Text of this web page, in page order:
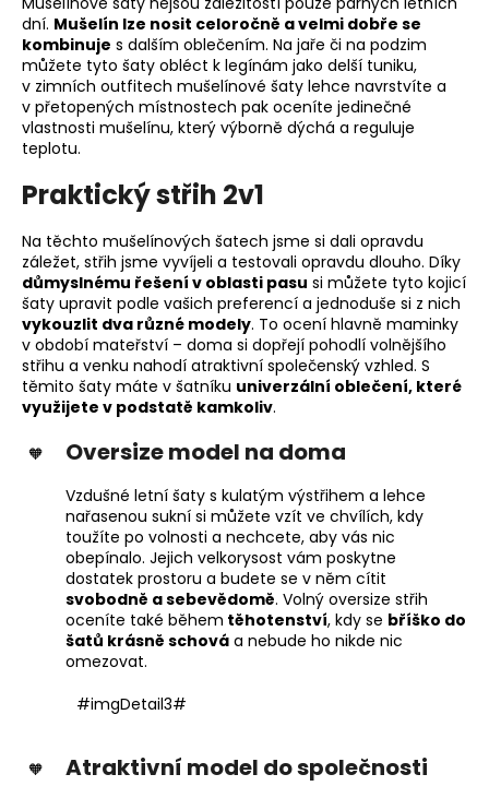
dní. Mušelín lze nosit celoročně a velmi dobře se
kombinuje s dalším oblečením. Na jaře či na podzim
můžete tyto šaty obléct k legínám jako delší tuniku,
v zimních outfitech mušelínové šaty lehce navrstvíte a
v přetopených místnostech pak oceníte jedinečné
vlastnosti mušelínu, který výborně dýchá a reguluje
teplotu.
Praktický střih 2v1
Na těchto mušelínových šatech jsme si dali opravdu
záležet, střih jsme vyvíjeli a testovali opravdu dlouho. Díky
důmyslnému řešení v oblasti pasu si můžete tyto kojicí
šaty upravit podle vašich preferencí a jednoduše si z nich
vykouzlit dva různé modely. To ocení hlavně maminky
v období mateřství – doma si dopřejí pohodlí volnějšího
střihu a venku nahodí atraktivní společenský vzhled. S
těmito šaty máte v šatníku univerzální oblečení, které
využijete v podstatě kamkoliv.
Oversize model na doma
Vzdušné letní šaty s kulatým výstřihem a lehce
nařasenou sukní si můžete vzít ve chvílích, kdy
toužíte po volnosti a nechcete, aby vás nic
obepínalo. Jejich velkorysost vám poskytne
dostatek prostoru a budete se v něm cítit
svobodně a sebevědomě. Volný oversize střih
oceníte také během těhotenství, kdy se bříško do
šatů krásně schová a nebude ho nikde nic
omezovat.
#imgDetail3#
Atraktivní model do společnosti